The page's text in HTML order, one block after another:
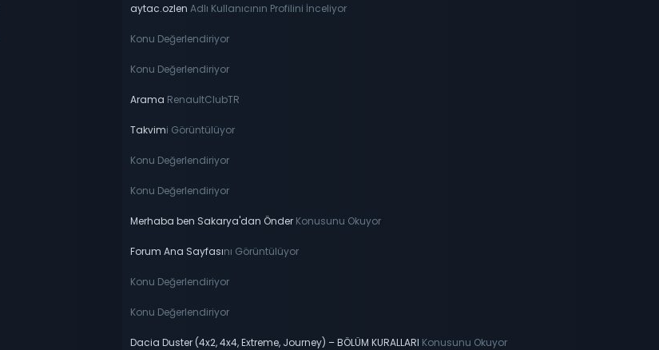
aytac.ozlen Adlı Kullanıcının Profilini İnceliyor
Konu Değerlendiriyor
Konu Değerlendiriyor
Arama RenaultClubTR
Takvimi Görüntülüyor
Konu Değerlendiriyor
Konu Değerlendiriyor
Merhaba ben Sakarya'dan Önder Konusunu Okuyor
Forum Ana Sayfasını Görüntülüyor
Konu Değerlendiriyor
Konu Değerlendiriyor
Dacia Duster (4x2, 4x4, Extreme, Journey) – BÖLÜM KURALLARI Konusunu Okuyor